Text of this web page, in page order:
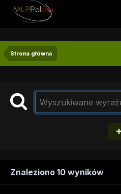
Strona główna
Znaleziono 10 wyników